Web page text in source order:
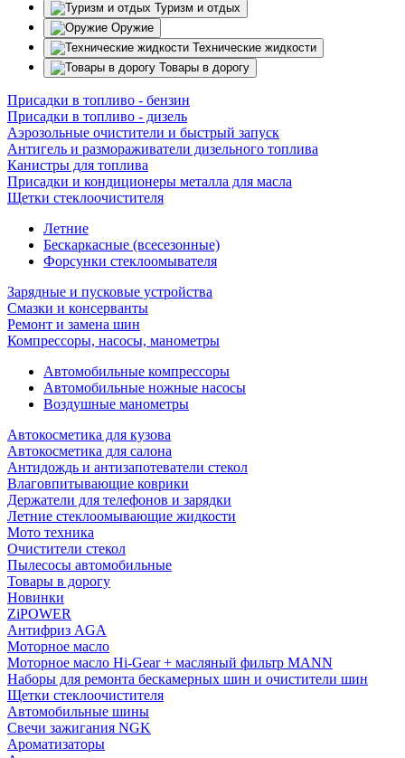
Туризм и отдых
Оружие
Технические жидкости
Товары в дорогу
Присадки в топливо - бензин
Присадки в топливо - дизель
Аэрозольные очистители и быстрый запуск
Антигель и размораживатели дизельного топлива
Канистры для топлива
Присадки и кондиционеры металла для масла
Щетки стеклоочистителя
Летние
Бескаркасные (всесезонные)
Форсунки стеклоомывателя
Зарядные и пусковые устройства
Смазки и консерванты
Ремонт и замена шин
Компрессоры, насосы, манометры
Автомобильные компрессоры
Автомобильные ножные насосы
Воздушные манометры
Автокосметика для кузова
Автокосметика для салона
Антидождь и антизапотеватели стекол
Влаговпитывающие коврики
Держатели для телефонов и зарядки
Летние стеклоомывающие жидкости
Мото техника
Очистители стекол
Пылесосы автомобильные
Товары в дорогу
Новинки
ZiPOWER
Антифриз AGA
Моторное масло
Моторное масло Hi-Gear + масляный фильтр MANN
Наборы для ремонта бескамерных шин и очистители шин
Щетки стеклоочистителя
Автомобильные шины
Свечи зажигания NGK
Ароматизаторы